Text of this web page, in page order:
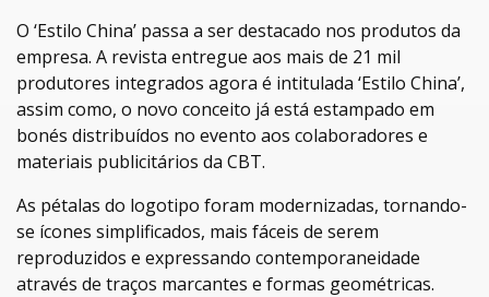
O ‘Estilo China’ passa a ser destacado nos produtos da
empresa. A revista entregue aos mais de 21 mil
produtores integrados agora é intitulada ‘Estilo China’,
assim como, o novo conceito já está estampado em
bonés distribuídos no evento aos colaboradores e
materiais publicitários da CBT.
As pétalas do logotipo foram modernizadas, tornando-
se ícones simplificados, mais fáceis de serem
reproduzidos e expressando contemporaneidade
através de traços marcantes e formas geométricas.